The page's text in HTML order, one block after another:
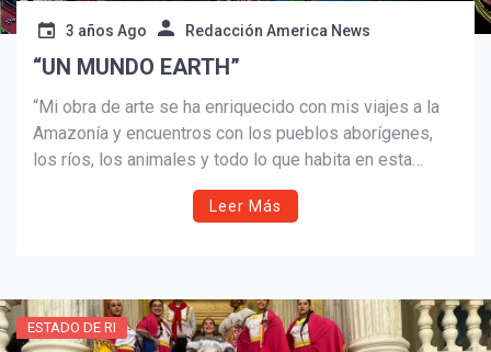
¡Suscríbete y Vive la
Experiencia!
3 años Ago Redacción America News
“UN MUNDO EARTH”
“Mi obra de arte se ha enriquecido con mis viajes a la
Amazonía y encuentros con los pueblos aborígenes,
los ríos, los animales y todo lo que habita en esta
maravillosa y única parte del mundo.
Leer Más
ESTADO DE RI